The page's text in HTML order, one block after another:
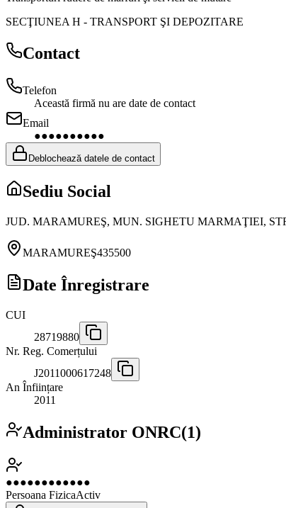
SECŢIUNEA H - TRANSPORT ŞI DEPOZITARE
Contact
Telefon
Această firmă nu are date de contact
Email
●●●●●●●●●●
Deblochează datele de contact
Sediu Social
JUD. MARAMUREŞ, MUN. SIGHETU MARMAŢIEI,
MARAMUREŞ435500
Date Înregistrare
CUI
28719880
Nr. Reg. Comerțului
J2011000617248
An Înființare
2011
Administrator ONRC(1)
●●●●●●●●●●●●
Persoana FizicaActiv